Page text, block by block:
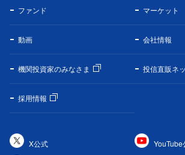
ファンド マーケット
動画 会社情報
機関投資家のみなさま 投信直販ネ
採用情報
X公式 YouTube